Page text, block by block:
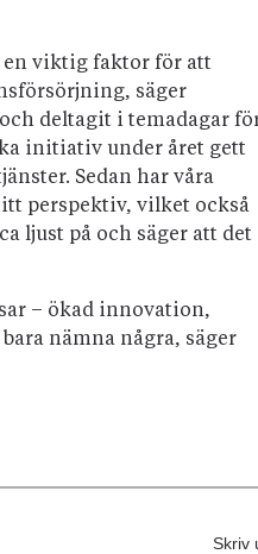
en viktig faktor för att
säger
deltagit i temadagar
initiativ under året gett
Sedan har våra
perspektiv, vilket också
ljust på och säger att det
– ökad innovation,
nämna några, säger
Skriv